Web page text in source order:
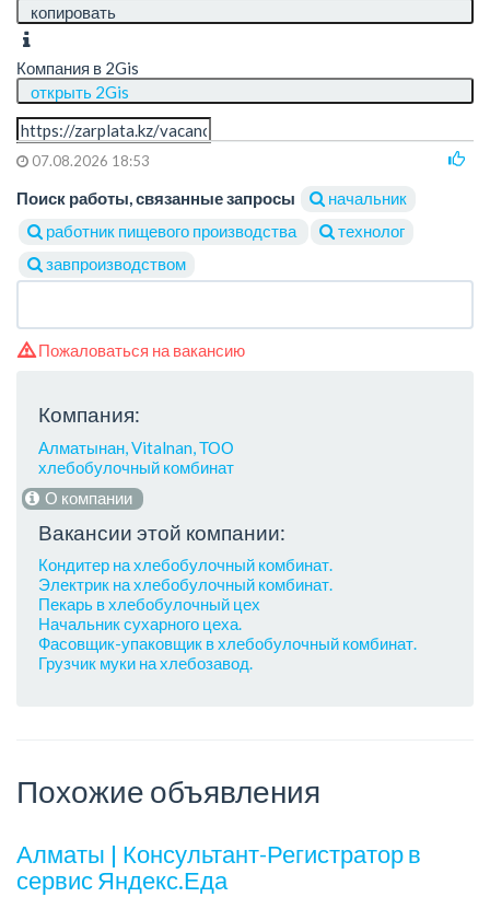
копировать
Компания в 2Gis
открыть 2Gis
07.08.2026 18:53
Поиск работы, связанные запросы
начальник
работник пищевого производства
технолог
завпроизводством
Пожаловаться на вакансию
Компания:
Алматынан, Vitalnan, ТОО
хлебобулочный комбинат
О компании
Вакансии этой компании:
Кондитер на хлебобулочный комбинат.
Электрик на хлебобулочный комбинат.
Пекарь в хлебобулочный цех
Начальник сухарного цеха.
Фасовщик-упаковщик в хлебобулочный комбинат.
Грузчик муки на хлебозавод.
Похожие объявления
Алматы | Консультант-Регистратор в
сервис Яндекс.Еда